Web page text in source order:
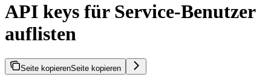
API keys für Service-Benutzer
auflisten
Seite kopierenSeite kopieren